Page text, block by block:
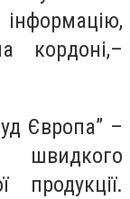
кордоні,–
Європа” –
продукції.